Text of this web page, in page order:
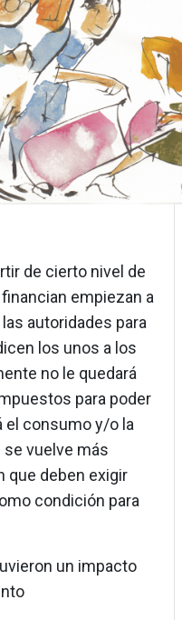
de cierto nivel de
empiezan a
autoridades para
los unos a los
no le quedará
para poder
el consumo y/o la
se vuelve más
que deben exigir
condición para
un impacto